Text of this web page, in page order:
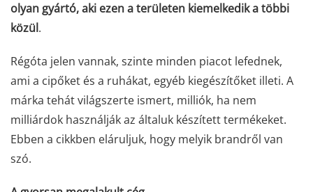
olyan gyártó, aki ezen a területen kiemelkedik a többi
közül.
Régóta jelen vannak, szinte minden piacot lefednek,
ami a cipőket és a ruhákat, egyéb kiegészítőket illeti. A
márka tehát világszerte ismert, milliók, ha nem
milliárdok használják az általuk készített termékeket.
Ebben a cikkben eláruljuk, hogy melyik brandről van
szó.